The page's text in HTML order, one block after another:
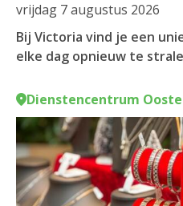
vrijdag 7 augustus 2026
Bij Victoria vind je een
elke dag opnieuw te
Dienstencentrum